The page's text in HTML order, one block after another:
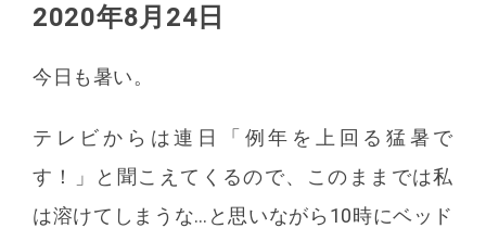
2020年8月24日
今日も暑い。
テレビからは連日「例年を上回る猛暑で
す！」と聞こえてくるので、このままでは私
は溶けてしまうな…と思いながら10時にベッド